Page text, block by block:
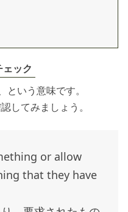
ック
いう意味です。
してみましょう。
or allow
that they have